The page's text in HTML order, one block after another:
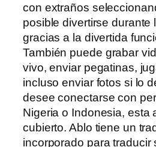
con extraños
posible divertirse durante
gracias a la divertida
También puede grabar
vivo, enviar pegatinas,
incluso enviar fotos si lo
desee conectarse con
Nigeria o Indonesia, esta
cubierto. Ablo tiene un
incorporado para traducir